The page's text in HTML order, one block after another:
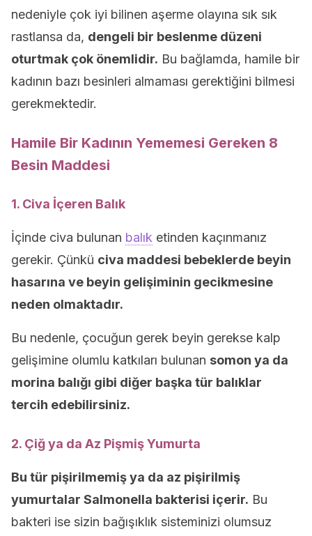
nedeniyle çok iyi bilinen aşerme olayına sık sık
rastlansa da, dengeli bir beslenme düzeni
oturtmak çok önemlidir. Bu bağlamda, hamile bir
kadının bazı besinleri almaması gerektiğini bilmesi
gerekmektedir.
Hamile Bir Kadının Yememesi Gereken 8
Besin Maddesi
1. Civa İçeren Balık
İçinde civa bulunan balık etinden kaçınmanız
gerekir. Çünkü civa maddesi bebeklerde beyin
hasarına ve beyin gelişiminin gecikmesine
neden olmaktadır.
Bu nedenle, çocuğun gerek beyin gerekse kalp
gelişimine olumlu katkıları bulunan somon ya da
morina balığı gibi diğer başka tür balıklar
tercih edebilirsiniz.
2. Çiğ ya da Az Pişmiş Yumurta
Bu tür pişirilmemiş ya da az pişirilmiş
yumurtalar Salmonella bakterisi içerir. Bu
bakteri ise sizin bağışıklık sisteminizi olumsuz